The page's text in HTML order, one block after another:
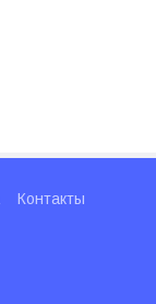
Контакты